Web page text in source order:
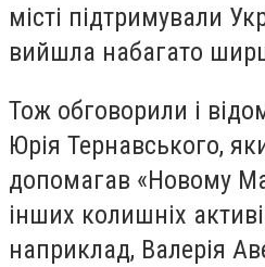
місті підтримували
вийшла набагато
Тож обговорили і
Юрія Тернавського,
допомагав «Новому
інших колишніх
наприклад, Валерія